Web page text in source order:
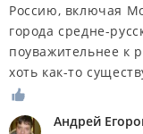
Россию, включая
города средне-
поуважительнее к
хоть как-то
Андрей